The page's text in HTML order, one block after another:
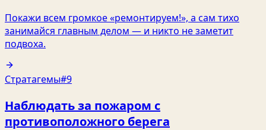
Покажи всем громкое «ремонтируем!», а сам тихо
занимайся главным делом — и никто не заметит
подвоха.
Стратагемы#9
Наблюдать за пожаром с
противоположного берега